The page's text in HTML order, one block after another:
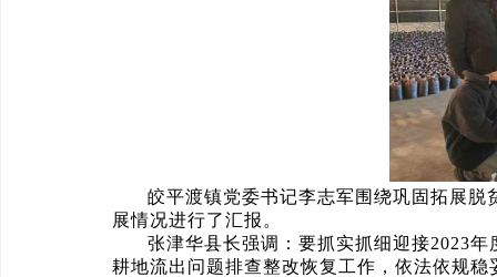
皎平渡镇党委书记李志军围绕巩固拓展
展情况进行了汇报。
张津华县长强调：要抓实抓细迎接2023
耕地流出问题排查整改恢复工作，依法依规